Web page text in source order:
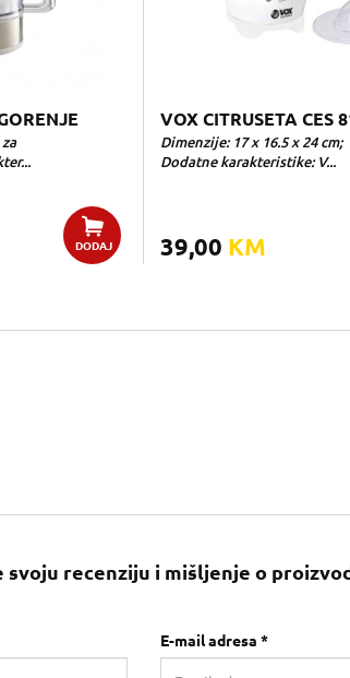
DODAJ
VOX CITRUSETA CES
Dimenzije: 17 x 16.5 x 24 cm;
Dodatne karakteristike: V...
39,00 KM
svoju recenziju i mišljenje o
E-mail adresa *